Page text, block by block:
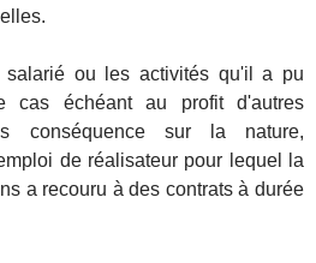
ou les activités qu'il a pu
cas échéant au profit d'autres
conséquence sur la nature,
de réalisateur pour lequel la
a recouru à des contrats à durée